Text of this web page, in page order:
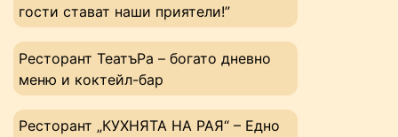
гости стават наши приятели!”
Ресторант ТеатъРа – богато дневно
меню и коктейл-бар
Ресторант „КУХНЯТА НА РАЯ“ – Едно